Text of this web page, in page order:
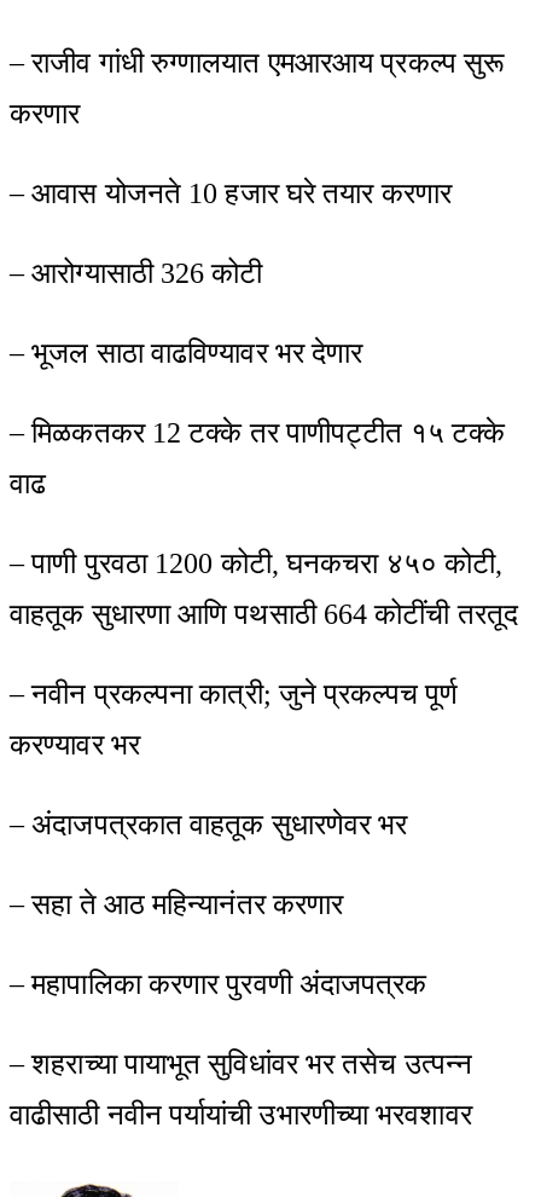
– राजीव गांधी रुग्णालयात एमआरआय प्रकल्प सुरू
करणार
– आवास योजनते 10 हजार घरे तयार करणार
– आरोग्यासाठी 326 कोटी
– भूजल साठा वाढविण्यावर भर देणार
– मिळकतकर 12 टक्के तर पाणीपट्टीत १५ टक्के
वाढ
– पाणी पुरवठा 1200 कोटी, घनकचरा ४५० कोटी,
वाहतूक सुधारणा आणि पथसाठी 664 कोटींची तरतूद
– नवीन प्रकल्पना कात्री; जुने प्रकल्पच पूर्ण
करण्यावर भर
– अंदाजपत्रकात वाहतूक सुधारणेवर भर
– सहा ते आठ महिन्यानंतर करणार
– महापालिका करणार पुरवणी अंदाजपत्रक
– शहराच्या पायाभूत सुविधांवर भर तसेच उत्पन्न
वाढीसाठी नवीन पर्यायांची उभारणीच्या भरवशावर